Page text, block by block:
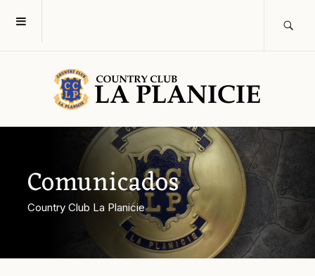
Comunicados
Country Club La Planicie